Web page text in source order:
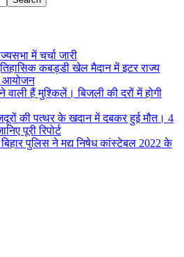
में चर्चा जारी
कबड्डी खेल मैदान में इटर राज्य
आयोजन
वाली हैं मुश्किलें। बिजली की दरों में होगी
की पत्थर के खदान में दबकर हुई मौत। 4
पूरी रिपोर्ट
पुलिस ने मद्य निषेध कांस्टेबल 2022 के